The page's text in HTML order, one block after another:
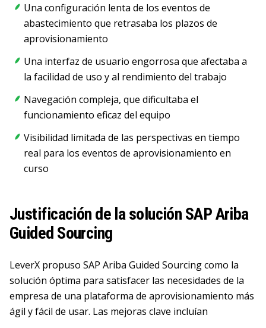
Una configuración lenta de los eventos de
abastecimiento que retrasaba los plazos de
aprovisionamiento
Una interfaz de usuario engorrosa que afectaba a
la facilidad de uso y al rendimiento del trabajo
Navegación compleja, que dificultaba el
funcionamiento eficaz del equipo
Visibilidad limitada de las perspectivas en tiempo
real para los eventos de aprovisionamiento en
curso
Justificación de la solución SAP Ariba
Guided Sourcing
LeverX propuso SAP Ariba Guided Sourcing como la
solución óptima para satisfacer las necesidades de la
empresa de una plataforma de aprovisionamiento más
ágil y fácil de usar. Las mejoras clave incluían